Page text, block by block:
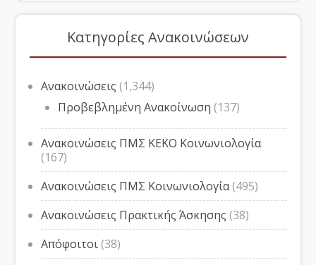
Κατηγορίες Ανακοινώσεων
Ανακοινώσεις (1,344)
Προβεβλημένη Ανακοίνωση (137)
Ανακοινώσεις ΠΜΣ ΚΕΚΟ Κοινωνιολογία
(167)
Ανακοινώσεις ΠΜΣ Κοινωνιολογία(495)
Ανακοινώσεις Πρακτικής Άσκησης (38)
Απόφοιτοι(38)